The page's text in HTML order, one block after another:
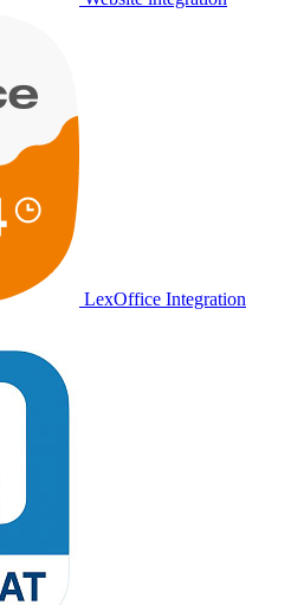
LexOffice Integration